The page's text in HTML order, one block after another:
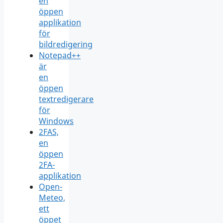
öppen
applikation
för
bildredigering
Notepad++
är
en
öppen
textredigerare
för
Windows
2FAS,
en
öppen
2FA-
applikation
Open-
Meteo,
ett
öppet